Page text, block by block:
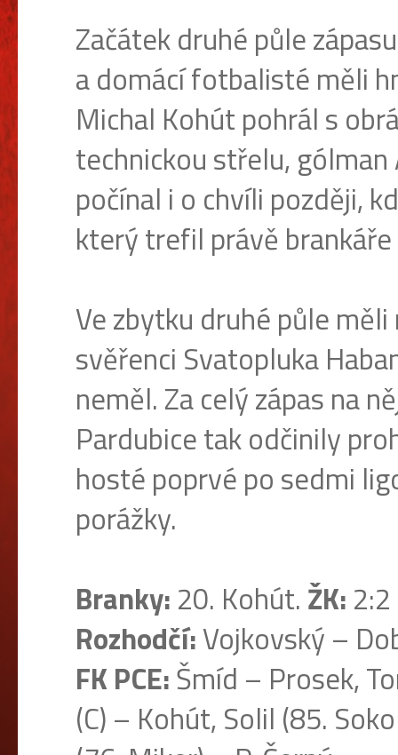
Začátek druhé půle
a domácí fotbalisté měli
Michal Kohút pohrál s
technickou střelu,
počínal i o chvíli později,
který trefil právě
Ve zbytku druhé půle
svěřenci Svatopluka
neměl. Za celý zápas na
Pardubice tak odčinily
hosté poprvé po sedmi
porážky.
Branky: 20. Kohút. ŽK:
Rozhodčí:Vojkovský –
FK PCE:Šmíd – Prosek,
(C) – Kohút, Solil (85.